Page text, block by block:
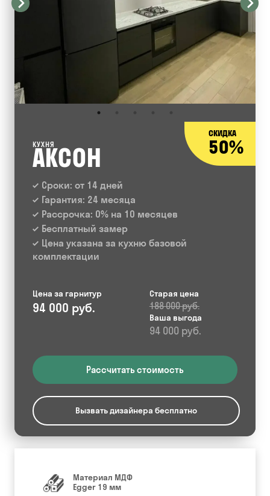
СКИДКА
50%
КУХНЯ
АКСОН
Сроки: от 14 дней
Гарантия: 24 месяца
Рассрочка: 0% на 10 месяцев
Бесплатный замер
Цена указана за кухню базовой
комплектации
Цена за гарнитур
94 000 руб.
Старая цена
188 000 руб.
Ваша выгода
94 000 руб.
Рассчитать стоимость
Вызвать дизайнера бесплатно
Материал МДФ
Egger 19 мм